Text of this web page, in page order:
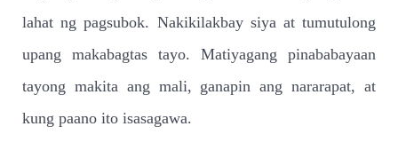
lahat ng pagsubok. Nakikilakbay siya at tumutulong
upang makabagtas tayo. Matiyagang pinababayaan
tayong makita ang mali, ganapin ang nararapat, at
kung paano ito isasagawa.